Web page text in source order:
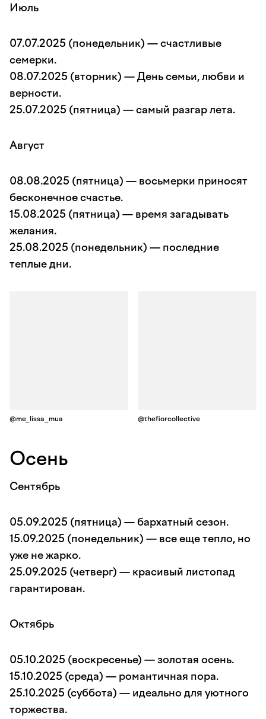
Июль
07.07.2025 (понедельник) — счастливые
семерки.
08.07.2025 (вторник) — День семьи, любви и
верности.
25.07.2025 (пятница) — самый разгар лета.
Август
08.08.2025 (пятница) — восьмерки приносят
бесконечное счастье.
15.08.2025 (пятница) — время загадывать
желания.
25.08.2025 (понедельник) — последние
теплые дни.
@me_lissa_mua @thefiorcollective
Осень
Сентябрь
05.09.2025 (пятница) — бархатный сезон.
15.09.2025 (понедельник) — все еще тепло, но
уже не жарко.
25.09.2025 (четверг) — красивый листопад
гарантирован.
Октябрь
05.10.2025 (воскресенье) — золотая осень.
15.10.2025 (среда) — романтичная пора.
25.10.2025 (суббота) — идеально для уютного
торжества.